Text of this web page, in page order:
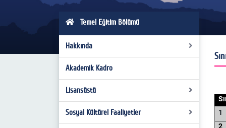
Temel Eğitim Bölümü
Hakkında
Bölüm
Misyon ve Vizyon
Hakkında
Okul Öncesi Eğitimi
Hakkında
Sınıf Eğitimi
Akademik Kadro
Lisansüstü
Okul Öncesi Eğitimi Tezli YL
Sosyal Kültürel Faaliyetler
1
2